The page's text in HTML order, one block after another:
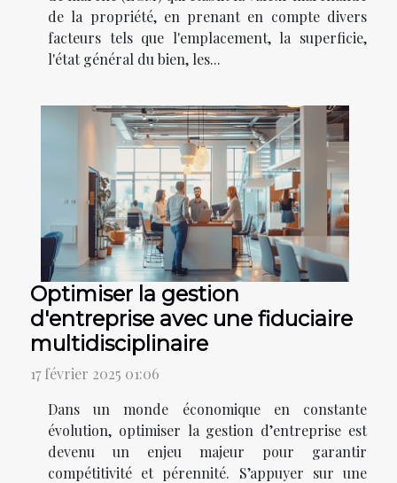
de la propriété, en prenant en compte divers
facteurs tels que l'emplacement, la superficie,
l'état général du bien, les...
Optimiser la gestion
d'entreprise avec une fiduciaire
multidisciplinaire
17 février 2025 01:06
Dans un monde économique en constante
évolution, optimiser la gestion d’entreprise est
devenu un enjeu majeur pour garantir
compétitivité et pérennité. S’appuyer sur une